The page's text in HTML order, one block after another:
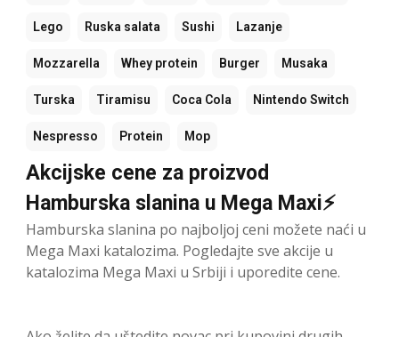
Lego Ruska salata Sushi Lazanje
Mozzarella Whey protein Burger Musaka
Turska Tiramisu Coca Cola Nintendo Switch
Nespresso Protein Mop
Akcijske cene za proizvod
Hamburska slanina u Mega Maxi⚡
Hamburska slanina po najboljoj ceni možete naći u
Mega Maxi katalozima. Pogledajte sve akcije u
katalozima Mega Maxi u Srbiji i uporedite cene.